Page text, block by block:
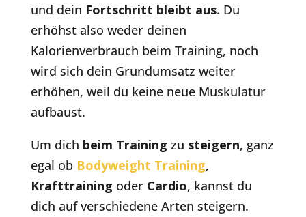
und dein Fortschritt bleibt aus. Du
erhöhst also weder deinen
Kalorienverbrauch beim Training, noch
wird sich dein Grundumsatz weiter
erhöhen, weil du keine neue Muskulatur
aufbaust.
Um dich beim Training zu steigern, ganz
egal ob Bodyweight Training,
Krafttraining oder Cardio, kannst du
dich auf verschiedene Arten steigern.